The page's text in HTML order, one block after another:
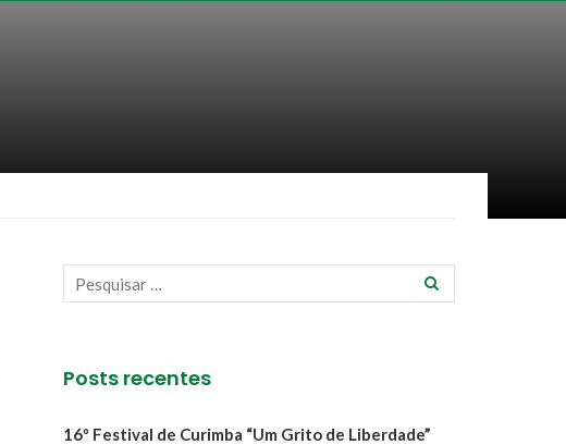
Posts recentes
16º Festival de Curimba “Um Grito de Liberdade”